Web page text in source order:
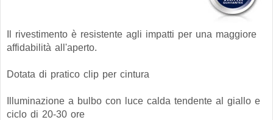
Il rivestimento è resistente agli impatti per una maggiore
affidabilità all'aperto.
Dotata di pratico clip per cintura
Illuminazione a bulbo con luce calda tendente al giallo e
ciclo di 20-30 ore